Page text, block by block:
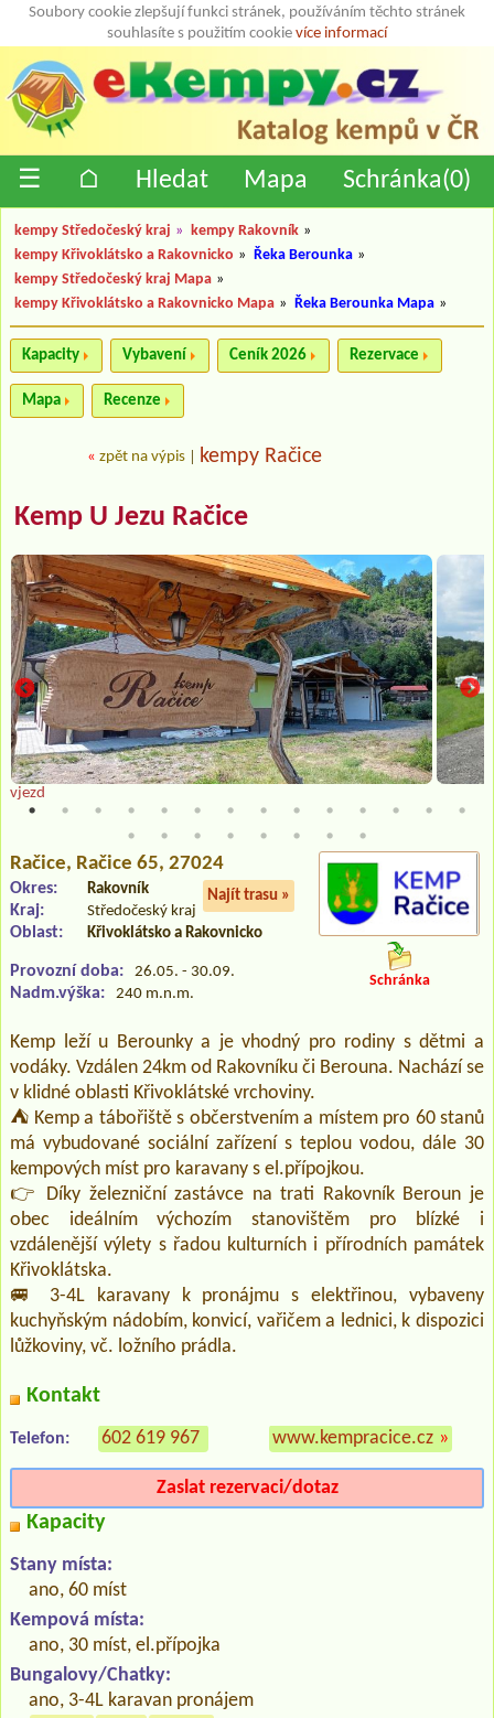
Soubory cookie zlepšují funkci stránek, používáním těchto stránek
souhlasíte s použitím cookie více informací
☰ ⌂ Hledat Mapa Schránka(0)
kempy Středočeský kraj » kempy Rakovník »
kempy Křivoklátsko a Rakovnicko » Řeka Berounka »
kempy Středočeský kraj Mapa »
kempy Křivoklátsko a Rakovnicko Mapa » Řeka Berounka Mapa »
Kapacity Vybavení Ceník 2026 Rezervace
Mapa Recenze
« zpět na výpis kempy Račice
Kemp U Jezu Račice
vjezd
Račice, Račice 65, 27024
Najít trasu »
Okres: Rakovník
Kraj: Středočeský kraj
Oblast: Křivoklátsko a Rakovnicko
Provozní doba: 26.05. - 30.09.
Nadm.výška: 240 m.n.m.
Schránka
Kemp leží u Berounky a je vhodný pro rodiny s dětmi a
vodáky. Vzdálen 24km od Rakovníku či Berouna. Nachází se
v klidné oblasti Křivoklátské vrchoviny.
⛺ Kemp a tábořiště s občerstvením a místem pro 60 stanů
má vybudované sociální zařízení s teplou vodou, dále 30
kempových míst pro karavany s el.přípojkou.
👉 Díky železniční zastávce na trati Rakovník Beroun je
obec ideálním výchozím stanovištěm pro blízké i
vzdálenější výlety s řadou kulturních i přírodních památek
Křivoklátska.
🚐 3-4L karavany k pronájmu s elektřinou, vybaveny
kuchyňským nádobím, konvicí, vařičem a lednici, k dispozici
lůžkoviny, vč. ložního prádla.
Kontakt
Telefon: 602 619 967 www.kempracice.cz »
Zaslat rezervaci/dotaz
Kapacity
Stany místa:
ano, 60 míst
Kempová místa:
ano, 30 míst, el.přípojka
Bungalovy/Chatky:
ano, 3-4L karavan pronájem